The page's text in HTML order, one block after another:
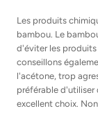
Les produits
bambou. Le
d'éviter les
conseillons
l'acétone, trop
préférable d'utiliser
excellent choix.